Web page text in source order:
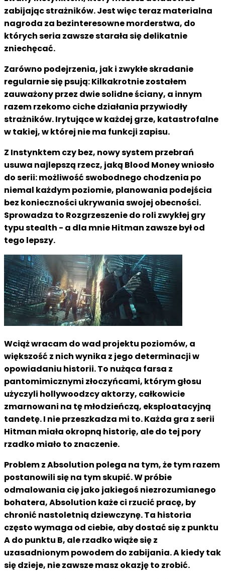
zabijając strażników. Jest więc teraz materialna
nagroda za bezinteresowne morderstwa, do
których seria zawsze starała się delikatnie
zniechęcać.
Zarówno podejrzenia, jak i zwykłe skradanie
regularnie się psują: Kilkakrotnie zostałem
zauważony przez dwie solidne ściany, a innym
razem rzekomo ciche działania przywiodły
strażników. Irytujące w każdej grze, katastrofalne
w takiej, w której nie ma funkcji zapisu.
Z Instynktem czy bez, nowy system przebrań
usuwa najlepszą rzecz, jaką Blood Money wniosło
do serii: możliwość swobodnego chodzenia po
niemal każdym poziomie, planowania podejścia
bez konieczności ukrywania swojej obecności.
Sprowadza to Rozgrzeszenie do roli zwykłej gry
typu stealth - a dla mnie Hitman zawsze był od
tego lepszy.
Wciąż wracam do wad projektu poziomów, a
większość z nich wynika z jego determinacji w
opowiadaniu historii. To nużąca farsa z
pantomimicznymi złoczyńcami, którym głosu
użyczyli hollywoodzcy aktorzy, całkowicie
zmarnowani na tę młodzieńczą, eksploatacyjną
tandetę. I nie przeszkadza mi to. Każda gra z serii
Hitman miała okropną historię, ale do tej pory
rzadko miało to znaczenie.
Problem z Absolution polega na tym, że tym razem
postanowili się na tym skupić. W próbie
odmalowania cię jako jakiegoś niezrozumianego
bohatera, Absolution każe ci rzucić pracę, by
chronić nastoletnią dziewczynę. Ta historia
często wymaga od ciebie, aby dostać się z punktu
A do punktu B, ale rzadko wiąże się z
uzasadnionym powodem do zabijania. A kiedy tak
się dzieje, nie zawsze masz okazję to zrobić.